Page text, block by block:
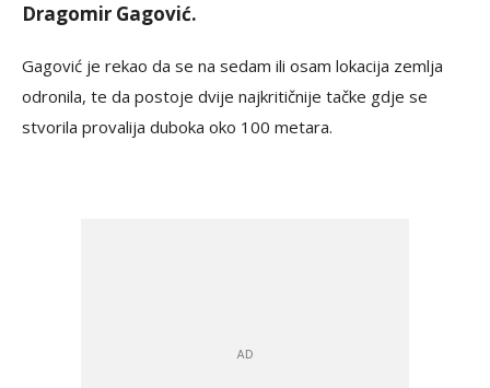
Dragomir Gagović.
Gagović je rekao da se na sedam ili osam lokacija zemlja
odronila, te da postoje dvije najkritičnije tačke gdje se
stvorila provalija duboka oko 100 metara.